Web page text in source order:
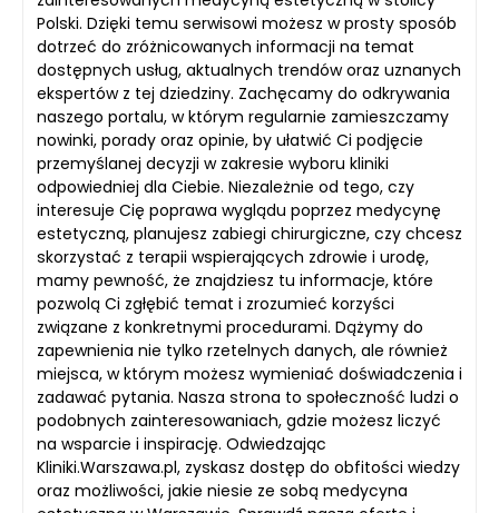
Polski. Dzięki temu serwisowi możesz w prosty sposób
dotrzeć do zróżnicowanych informacji na temat
dostępnych usług, aktualnych trendów oraz uznanych
ekspertów z tej dziedziny. Zachęcamy do odkrywania
naszego portalu, w którym regularnie zamieszczamy
nowinki, porady oraz opinie, by ułatwić Ci podjęcie
przemyślanej decyzji w zakresie wyboru kliniki
odpowiedniej dla Ciebie. Niezależnie od tego, czy
interesuje Cię poprawa wyglądu poprzez medycynę
estetyczną, planujesz zabiegi chirurgiczne, czy chcesz
skorzystać z terapii wspierających zdrowie i urodę,
mamy pewność, że znajdziesz tu informacje, które
pozwolą Ci zgłębić temat i zrozumieć korzyści
związane z konkretnymi procedurami. Dążymy do
zapewnienia nie tylko rzetelnych danych, ale również
miejsca, w którym możesz wymieniać doświadczenia i
zadawać pytania. Nasza strona to społeczność ludzi o
podobnych zainteresowaniach, gdzie możesz liczyć
na wsparcie i inspirację. Odwiedzając
Kliniki.Warszawa.pl, zyskasz dostęp do obfitości wiedzy
oraz możliwości, jakie niesie ze sobą medycyna